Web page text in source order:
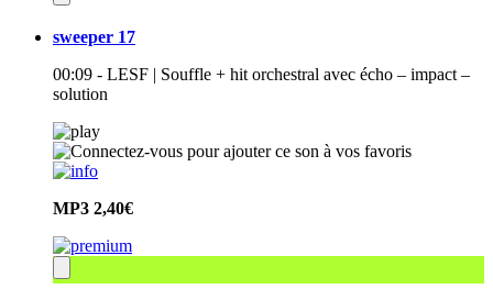
sweeper 17
00:09 - LESF | Souffle + hit orchestral avec écho – impact –
solution
MP3 2,40€